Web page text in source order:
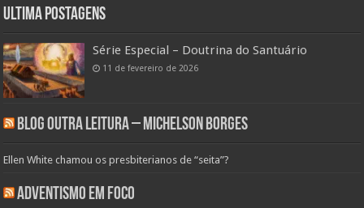
Ultima Postagens
Série Especial – Doutrina do Santuário
11 de fevereiro de 2026
Blog Outra Leitura – Michelson Borges
Ellen White chamou os presbiterianos de “seita”?
Adventismo em Foco